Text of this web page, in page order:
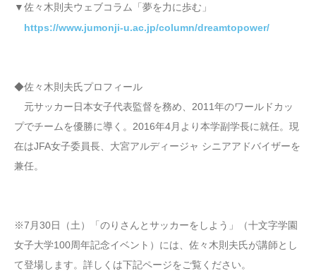
▼佐々木則夫ウェブコラム「夢を力に歩む」
https://www.jumonji-u.ac.jp/column/dreamtopower/
◆佐々木則夫氏プロフィール
元サッカー日本女子代表監督を務め、2011年のワールドカッ
プでチームを優勝に導く。2016年4月より本学副学長に就任。現
在はJFA女子委員長、大宮アルディージャ シニアアドバイザーを
兼任。
※7月30日（土）「のりさんとサッカーをしよう」（十文字学園
女子大学100周年記念イベント）には、佐々木則夫氏が講師とし
て登場します。詳しくは下記ページをご覧ください。